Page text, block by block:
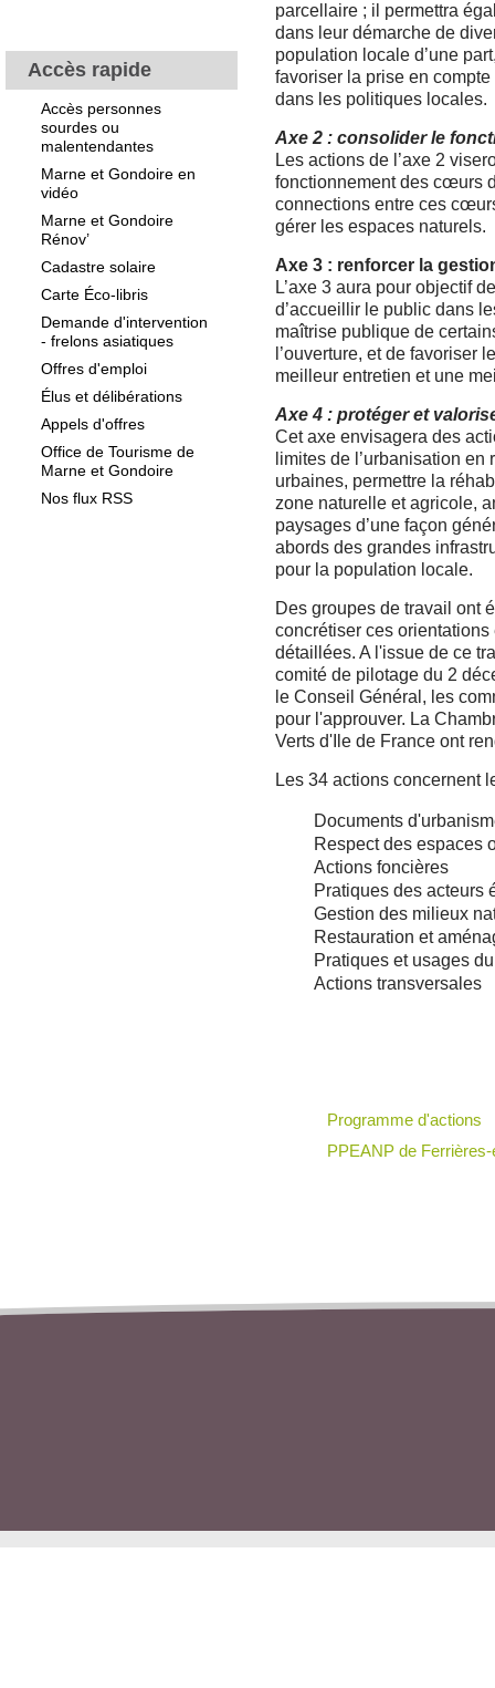
Accès rapide
Accès personnes
sourdes ou
malentendantes
Marne et Gondoire en
vidéo
Marne et Gondoire
Rénov’
Cadastre solaire
Carte Éco-libris
Demande d'intervention
- frelons asiatiques
Offres d'emploi
Élus et délibérations
Appels d'offres
Office de Tourisme de
Marne et Gondoire
Nos flux RSS
parcellaire ; il permettra
dans leur démarche de
population locale d’une
favoriser la prise en
dans les politiques locales.
Axe 2 : consolider le
Les actions de l’axe 2
fonctionnement des cœurs
connections entre ces
gérer les espaces naturels.
Axe 3 : renforcer la
L’axe 3 aura pour objectif
d’accueillir le public dans
maîtrise publique de
l’ouverture, et de favoriser
meilleur entretien et une
Axe 4 : protéger et
Cet axe envisagera des
limites de l’urbanisation
urbaines, permettre la
zone naturelle et agricole,
paysages d’une façon
abords des grandes
pour la population locale.
Des groupes de travail ont
concrétiser ces
détaillées. A l'issue de ce
comité de pilotage du 2
le Conseil Général, les
pour l'approuver. La
Verts d'Ile de France ont
Les 34 actions concernent
Documents
Respect des espaces
Actions foncières
Pratiques des acteurs
Gestion des milieux
Restauration et
Pratiques et usages
Actions transversales
Programme d'actions
PPEANP de